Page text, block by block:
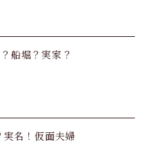
船堀？実家？
名！仮面夫婦